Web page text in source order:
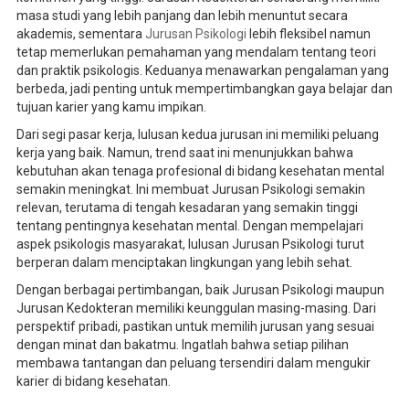
masa studi yang lebih panjang dan lebih menuntut secara
akademis, sementaraJurusan Psikologi lebih fleksibel namun
tetap memerlukan pemahaman yang mendalam tentang teori
dan praktik psikologis. Keduanya menawarkan pengalaman yang
berbeda, jadi penting untuk mempertimbangkan gaya belajar dan
tujuan karier yang kamu impikan.
Dari segi pasar kerja, lulusan kedua jurusan ini memiliki peluang
kerja yang baik. Namun, trend saat ini menunjukkan bahwa
kebutuhan akan tenaga profesional di bidang kesehatan mental
semakin meningkat. Ini membuat Jurusan Psikologi semakin
relevan, terutama di tengah kesadaran yang semakin tinggi
tentang pentingnya kesehatan mental. Dengan mempelajari
aspek psikologis masyarakat, lulusan Jurusan Psikologi turut
berperan dalam menciptakan lingkungan yang lebih sehat.
Dengan berbagai pertimbangan, baik Jurusan Psikologi maupun
Jurusan Kedokteran memiliki keunggulan masing-masing. Dari
perspektif pribadi, pastikan untuk memilih jurusan yang sesuai
dengan minat dan bakatmu. Ingatlah bahwa setiap pilihan
membawa tantangan dan peluang tersendiri dalam mengukir
karier di bidang kesehatan.